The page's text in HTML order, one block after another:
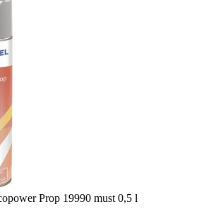
Prop 19990 must 0,5 l